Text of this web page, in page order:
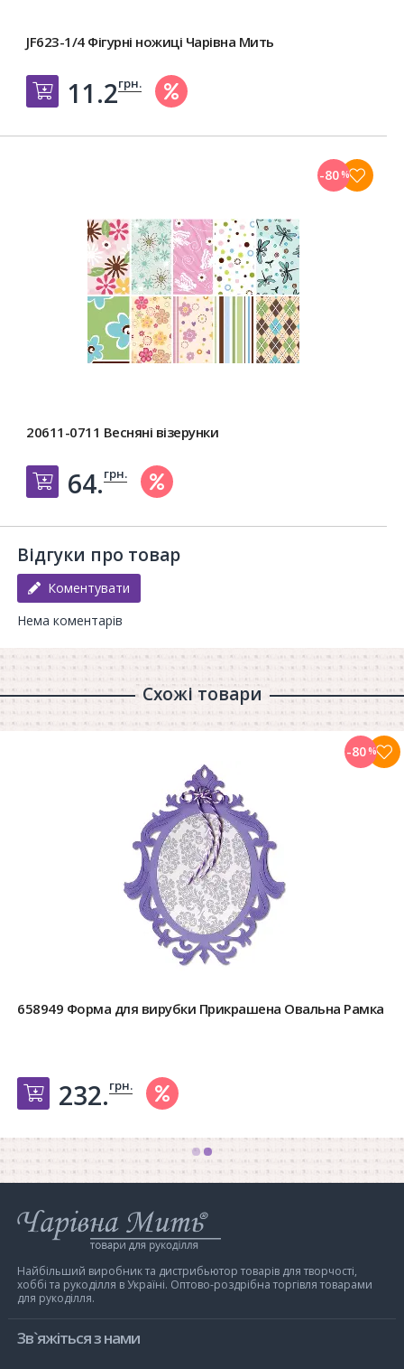
JF623-1/4 Фігурні ножиці Чарівна Мить
Добавить в корзину
11.2грн.
20611-0711 Весняні візерунки
Добавить в корзину
64.грн.
-80%
Відгуки про товар
Коментувати
Нема коментарів
Схожі товари
658949 Форма для вирубки Прикрашена Овальна Рамка
Добавить в корзину
232.грн.
-80%
Інтернет-
магазин
Мить
Найбільший виробник та дистрибьютор товарів для творчості,
хоббі та рукоділля в Україні. Оптово-роздрібна торгівля товарами
для рукоділля.
Зв`яжіться з нами